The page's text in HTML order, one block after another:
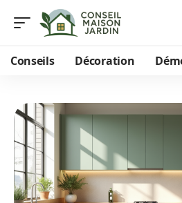
Conseils Décoration